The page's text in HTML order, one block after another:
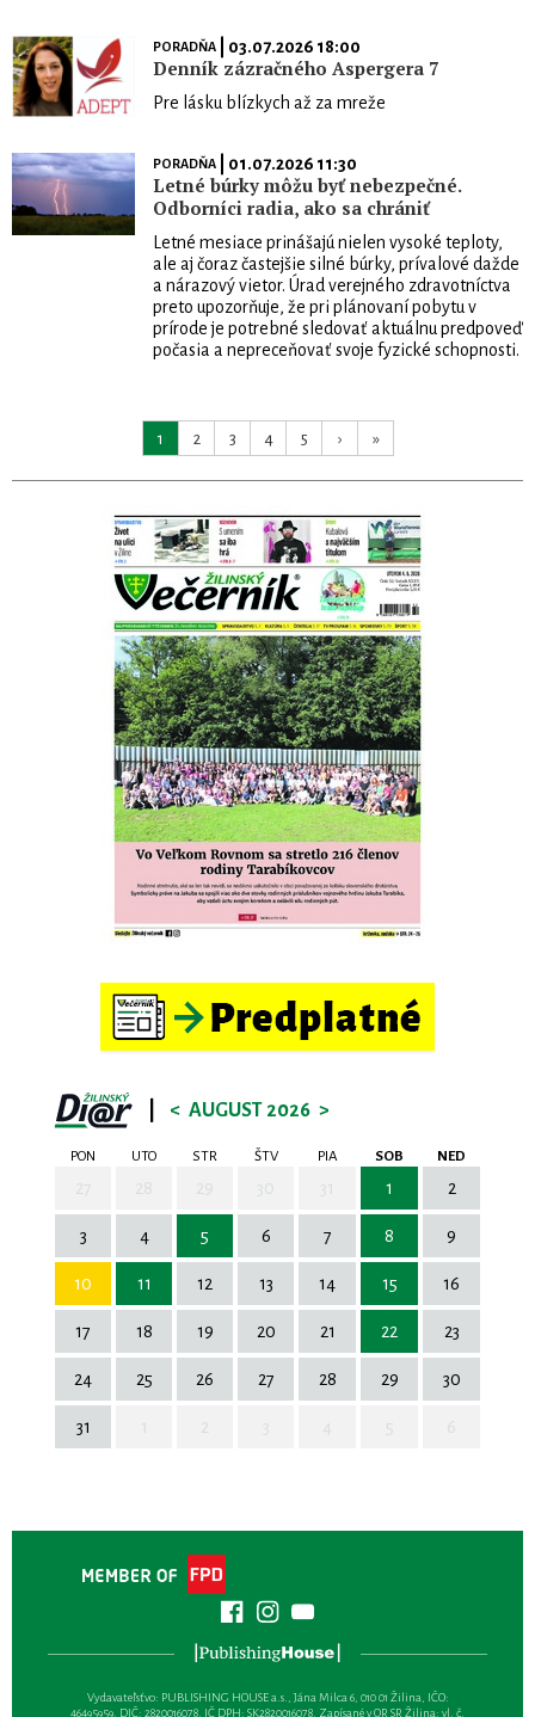
PORADŇA| 03.07.2026 18:00
Denník zázračného Aspergera 7
Pre lásku blízkych až za mreže
PORADŇA| 01.07.2026 11:30
Letné búrky môžu byť nebezpečné.
Odborníci radia, ako sa chrániť
Letné mesiace prinášajú nielen vysoké teploty,
ale aj čoraz častejšie silné búrky, prívalové dažde
a nárazový vietor. Úrad verejného zdravotníctva
preto upozorňuje, že pri plánovaní pobytu v
prírode je potrebné sledovať aktuálnu predpoveď
počasia a nepreceňovať svoje fyzické schopnosti.
1 2 3 4 5 › »
< AUGUST 2026 >
PON UTO STR ŠTV PIA SOB NED
1 2
3 4 5 6 7 8 9
10 11 12 13 14 15 16
17 18 19 20 21 22 23
24 25 26 27 28 29 30
31
Vydavateľsťvo: PUBLISHING HOUSE a.s., Jána Milca 6, 010 01 Žilina, IČO:
46495959, DIČ: 2820016078, IČ DPH: SK2820016078, Zapísané v OR SR Žilina: vl. č.